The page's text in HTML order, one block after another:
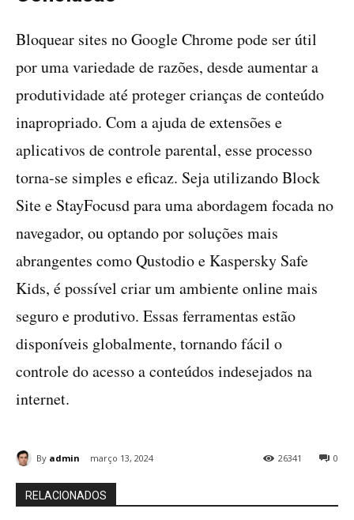
Bloquear sites no Google Chrome pode ser útil
por uma variedade de razões, desde aumentar a
produtividade até proteger crianças de conteúdo
inapropriado. Com a ajuda de extensões e
aplicativos de controle parental, esse processo
torna-se simples e eficaz. Seja utilizando Block
Site e StayFocusd para uma abordagem focada no
navegador, ou optando por soluções mais
abrangentes como Qustodio e Kaspersky Safe
Kids, é possível criar um ambiente online mais
seguro e produtivo. Essas ferramentas estão
disponíveis globalmente, tornando fácil o
controle do acesso a conteúdos indesejados na
internet.
0
26341
By admin março 13, 2024
RELACIONADOS